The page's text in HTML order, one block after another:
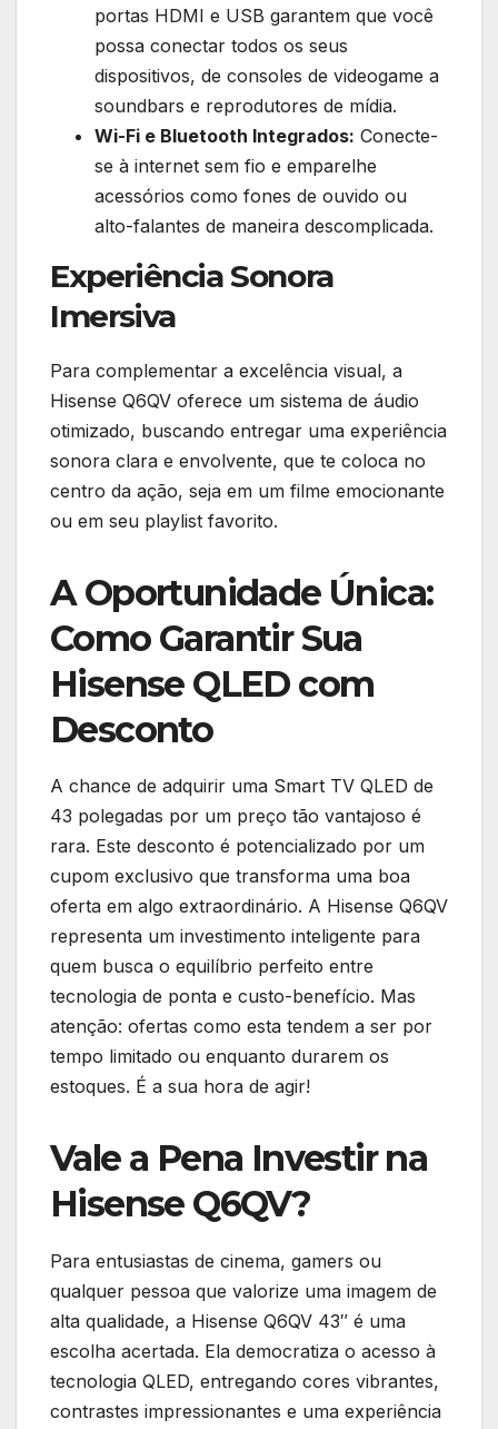
portas HDMI e USB garantem que você
possa conectar todos os seus
dispositivos, de consoles de videogame a
soundbars e reprodutores de mídia.
Wi-Fi e Bluetooth Integrados: Conecte-
se à internet sem fio e emparelhe
acessórios como fones de ouvido ou
alto-falantes de maneira descomplicada.
Experiência Sonora
Imersiva
Para complementar a excelência visual, a
Hisense Q6QV oferece um sistema de áudio
otimizado, buscando entregar uma experiência
sonora clara e envolvente, que te coloca no
centro da ação, seja em um filme emocionante
ou em seu playlist favorito.
A Oportunidade Única:
Como Garantir Sua
Hisense QLED com
Desconto
A chance de adquirir uma Smart TV QLED de
43 polegadas por um preço tão vantajoso é
rara. Este desconto é potencializado por um
cupom exclusivo que transforma uma boa
oferta em algo extraordinário. A Hisense Q6QV
representa um investimento inteligente para
quem busca o equilíbrio perfeito entre
tecnologia de ponta e custo-benefício. Mas
atenção: ofertas como esta tendem a ser por
tempo limitado ou enquanto durarem os
estoques. É a sua hora de agir!
Vale a Pena Investir na
Hisense Q6QV?
Para entusiastas de cinema, gamers ou
qualquer pessoa que valorize uma imagem de
alta qualidade, a Hisense Q6QV 43″ é uma
escolha acertada. Ela democratiza o acesso à
tecnologia QLED, entregando cores vibrantes,
contrastes impressionantes e uma experiência